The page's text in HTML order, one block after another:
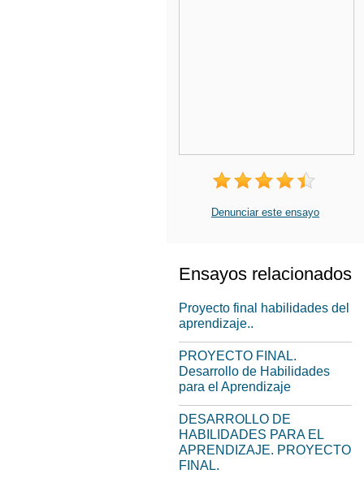
Denunciar este ensayo
Ensayos relacionados
Proyecto final habilidades del
aprendizaje..
PROYECTO FINAL.
Desarrollo de Habilidades
para el Aprendizaje
DESARROLLO DE
HABILIDADES PARA EL
APRENDIZAJE. PROYECTO
FINAL.